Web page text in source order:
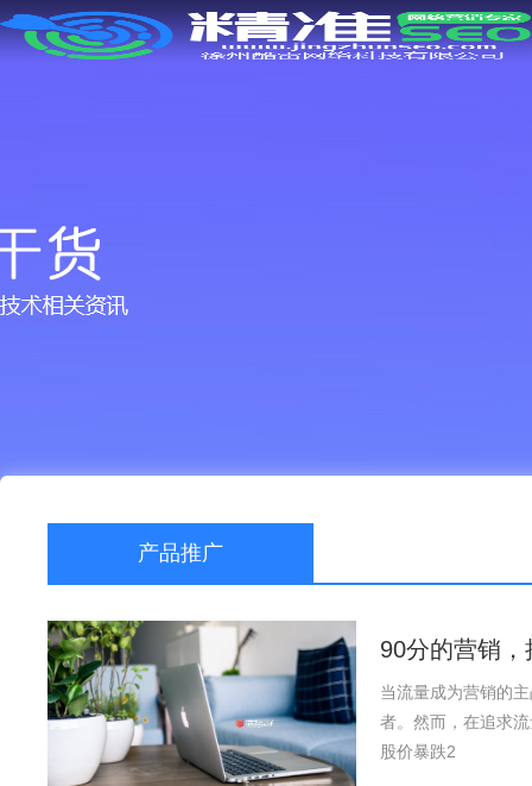
产品推广
90分的营销
当流量成为营销的
者。然而，在追求
股价暴跌2